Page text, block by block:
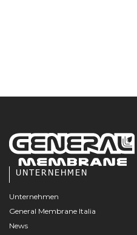
UNTERNEHMEN
Unternehmen
General Membrane Italia
News